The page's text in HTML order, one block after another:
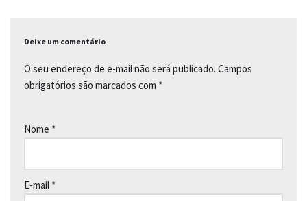
Deixe um comentário
O seu endereço de e-mail não será publicado. Campos
obrigatórios são marcados com *
Nome *
E-mail *